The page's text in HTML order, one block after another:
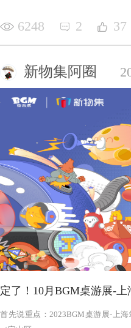
6248 2 37
新物集阿圈
定了！10月BGM桌游展-上
首先说重点：2023BGM桌游展-上